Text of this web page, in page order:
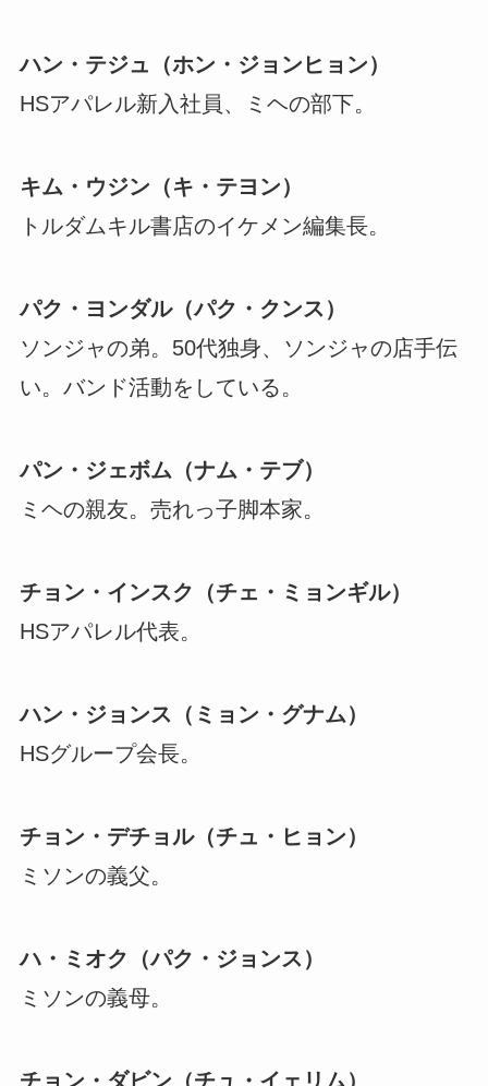
ハン・テジュ（ホン・ジョンヒョン）
HSアパレル新入社員、ミヘの部下。
キム・ウジン（キ・テヨン）
トルダムキル書店のイケメン編集長。
パク・ヨンダル（パク・クンス）
ソンジャの弟。50代独身、ソンジャの店手伝
い。バンド活動をしている。
パン・ジェボム（ナム・テブ）
ミヘの親友。売れっ子脚本家。
チョン・インスク（チェ・ミョンギル）
HSアパレル代表。
ハン・ジョンス（ミョン・グナム）
HSグループ会長。
チョン・デチョル（チュ・ヒョン）
ミソンの義父。
ハ・ミオク（パク・ジョンス）
ミソンの義母。
チョン・ダビン（チュ・イェリム）